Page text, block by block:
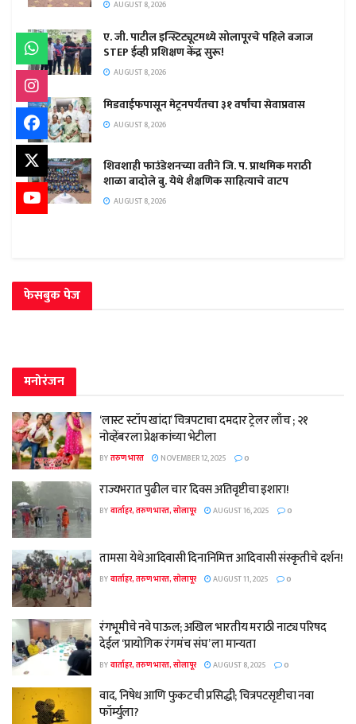
AUGUST 8, 2026
ए. जी. पाटील इन्स्टिट्यूटमध्ये सोलापूरचे पहिले बजाज
STEP ईव्ही प्रशिक्षण केंद्र सुरू!
AUGUST 8, 2026
मिडवाईफपासून मेट्रनपर्यंतचा ३१ वर्षांचा सेवाप्रवास
AUGUST 8, 2026
शिवशाही फाउंडेशनच्या वतीने जि. प. प्राथमिक मराठी
शाळा बादोले बु. येथे शैक्षणिक साहित्याचे वाटप
AUGUST 8, 2026
फेसबुक पेज
मनोरंजन
‘लास्ट स्टॉप खांदा’ चित्रपटाचा दमदार ट्रेलर लाँच ; २१
नोव्हेंबरला प्रेक्षकांच्या भेटीला
BYतरुण भारत NOVEMBER 12, 2025 0
राज्यभरात पुढील चार दिवस अतिवृष्टीचा इशारा!
BYवार्ताहर, तरुण भारत, सोलापूर AUGUST 16, 2025 0
तामसा येथे आदिवासी दिनानिमित्त आदिवासी संस्कृतीचे दर्शन!
BYवार्ताहर, तरुण भारत, सोलापूर AUGUST 11, 2025 0
रंगभूमीचे नवे पाऊल; अखिल भारतीय मराठी नाट्य परिषद
देईल ‘प्रायोगिक रंगमंच संघ’ ला मान्यता
BYवार्ताहर, तरुण भारत, सोलापूर AUGUST 8, 2025 0
वाद, निषेध आणि फुकटची प्रसिद्धी; चित्रपटसृष्टीचा नवा
फॉर्म्युला?